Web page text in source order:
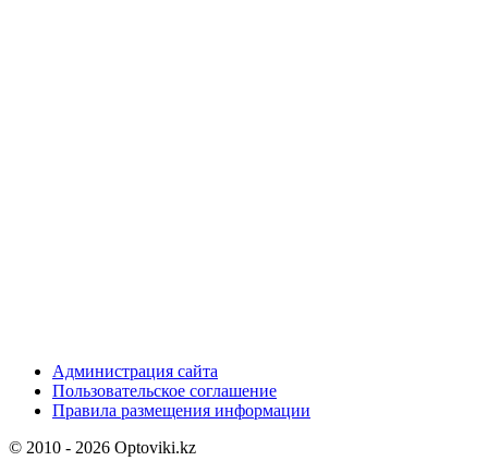
Администрация сайта
Пользовательское соглашение
Правила размещения информации
© 2010 - 2026 Optoviki.kz